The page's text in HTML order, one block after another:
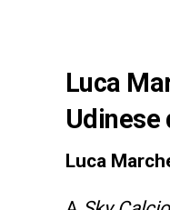
Luca
Udinese
Luca